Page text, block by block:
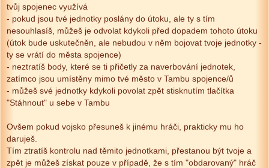
tvůj spojenec využívá
- pokud jsou tvé jednotky poslány do útoku, ale ty s tím
nesouhlasíš, můžeš je odvolat kdykoli před dopadem tohoto útoku
(útok bude uskutečněn, ale nebudou v něm bojovat tvoje jednotky -
ty se vrátí do města spojence)
- neztratíš body, které se ti přičetly za naverbování jednotek,
zatímco jsou umístěny mimo tvé město v Tambu spojence/ů
- můžeš své jednotky kdykoli povolat zpět stisknutím tlačítka
"Stáhnout" u sebe v Tambu
Ovšem pokud vojsko přesuneš k jinému hráči, prakticky mu ho
daruješ.
Tím ztratíš kontrolu nad těmito jednotkami, přestanou být tvoje a
zpět je můžeš získat pouze v případě, že s tím "obdarovaný" hráč